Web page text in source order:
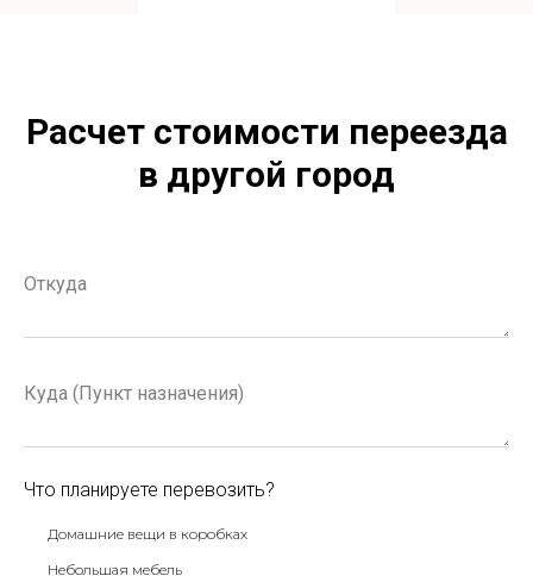
Расчет стоимости переезда
в другой город
Что планируете перевозить?
Домашние вещи в коробках
Небольшая мебель